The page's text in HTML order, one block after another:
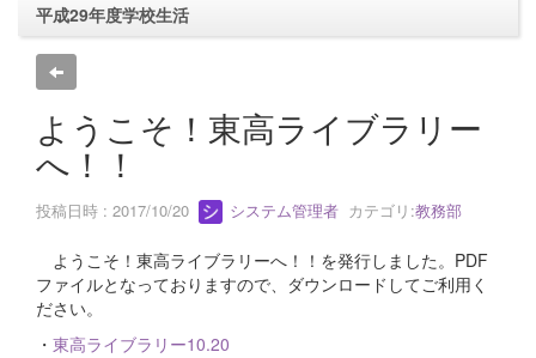
平成29年度学校生活
ようこそ！東高ライブラリー
へ！！
投稿日時 : 2017/10/20 システム管理者 カテゴリ:教務部
ようこそ！東高ライブラリーへ！！を発行しました。PDF
ファイルとなっておりますので、ダウンロードしてご利用く
ださい。
・ 東高ライブラリー10.20